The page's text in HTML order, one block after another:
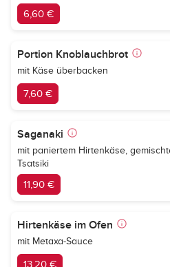
6,60 €
Portion Knoblauchbrot
mit Käse überbacken
7,60 €
Saganaki
mit paniertem Hirtenkäse,
Tsatsiki
11,90 €
Hirtenkäse im Ofen
mit Metaxa-Sauce
13,20 €